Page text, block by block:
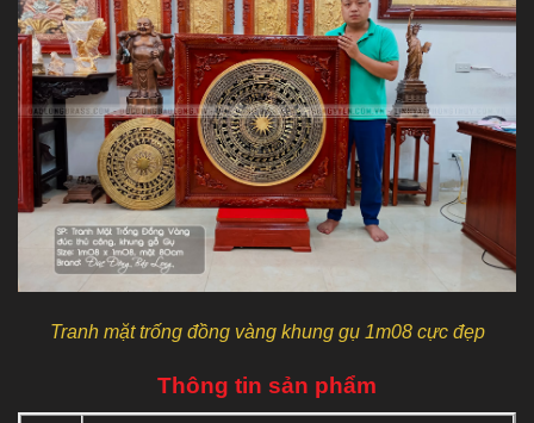
Tranh mặt trống đồng vàng khung gụ 1m08 cực đẹp
Thông tin sản phẩm